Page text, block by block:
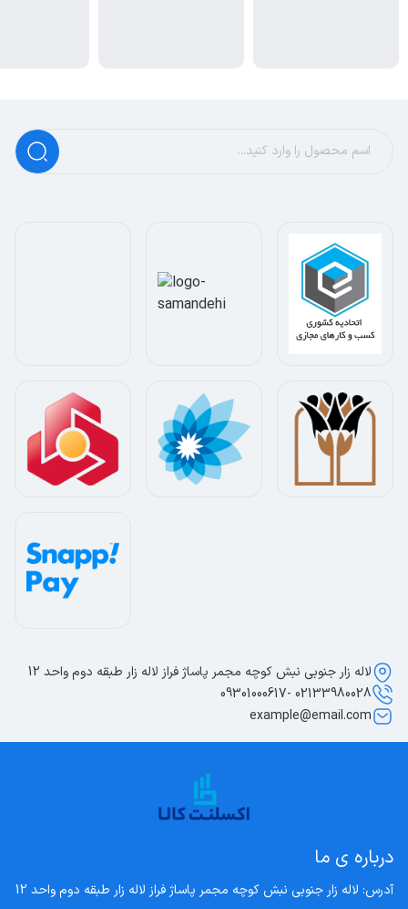
درباره ی ما
آدرس: لاله زار جنوبی نبش کوچه مجمر پاساژ فراز لاله زار طبقه دوم واحد 12
لاله زار جنوبی نبش کوچه مجمر پاساژ فراز لاله زار طبقه دوم واحد 12
02133980028 -09301000617
example@email.com